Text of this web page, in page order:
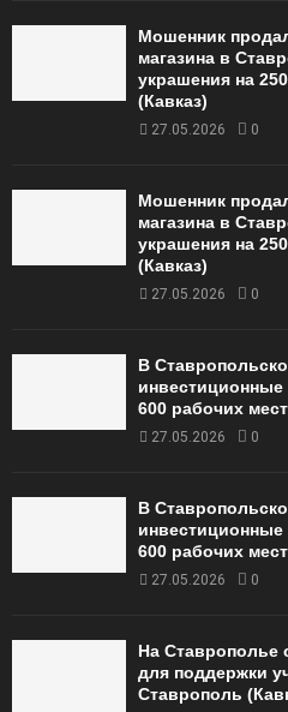
Мошенник
магазина в
украшения на
(Кавказ)
27.05.2026 0
Мошенник
магазина в
украшения на
(Кавказ)
27.05.2026 0
В
600 рабочих
27.05.2026 0
В
600 рабочих
27.05.2026 0
На Ставрополье
для поддержки
Ставрополь